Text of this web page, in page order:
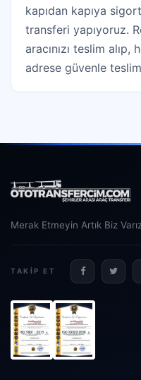
kapıdan kapıya
transferi yapıyoruz.
aracınızı teslim
adrese güvenle
Merak Etmeyin Artık Biz
TAKIP ET